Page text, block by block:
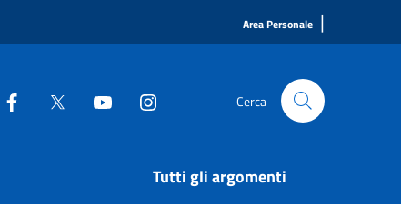
Area Personale |
Cerca
Tutti gli argomenti